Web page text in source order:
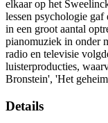
elkaar op het
lessen psychologie
in een groot aantal
pianomuziek in onder
radio en televisie
luisterproducties,
Bronstein', 'Het
Details